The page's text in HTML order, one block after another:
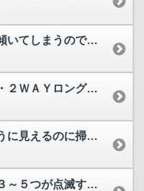
パワーブラシを持ち上げると傾いてしまうのですが？
ブラシ・ホース・伸縮パイプ・２ＷＡＹロングノズルに異物がつ...
ゴミがいっぱい入っているように見えるのに掃除機がまだ吸いこ...
本体が停止し、表示ランプの３～５つが点滅する。